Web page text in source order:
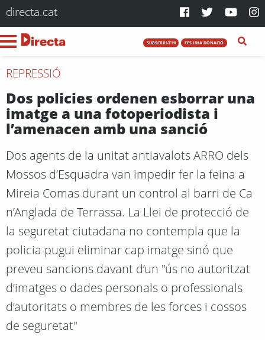
directa.cat
SUBSCRIU-T'HI FES UNA DONACIÓ
REPRESSIÓ
Dos policies ordenen esborrar una
imatge a una fotoperiodista i
l’amenacen amb una sanció
Dos agents de la unitat antiavalots ARRO dels
Mossos d’Esquadra van impedir fer la feina a
Mireia Comas durant un control al barri de Ca
n’Anglada de Terrassa. La Llei de protecció de
la seguretat ciutadana no contempla que la
policia pugui eliminar cap imatge sinó que
preveu sancions davant d’un "ús no autoritzat
d’imatges o dades personals o professionals
d’autoritats o membres de les forces i cossos
de seguretat"